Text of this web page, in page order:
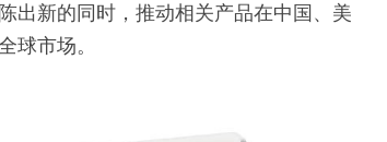
出新的同时，推动相关产品在中国、美
球市场。